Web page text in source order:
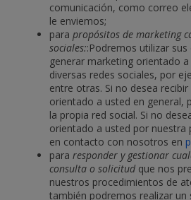
comunicación, como correo
le enviemos;
para propósitos de marketing
sociales::Podremos utilizar
generar marketing orientado
diversas redes sociales, por
entre otras. Si no desea
orientado a usted en general,
la propia red social. Si no
orientado a usted por nuestra
en contacto con nosotros en
para responder y gestionar
consulta o solicitud que nos
nuestros procedimientos de
también podremos realizar un